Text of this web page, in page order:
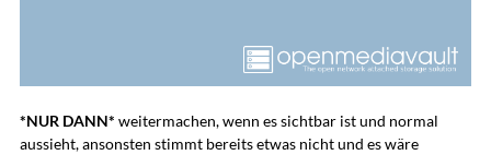
*NUR DANN* weitermachen, wenn es sichtbar ist und normal
aussieht, ansonsten stimmt bereits etwas nicht und es wäre